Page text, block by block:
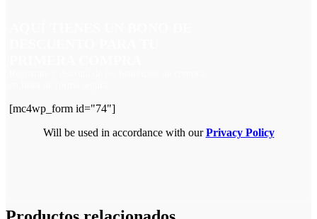
[mc4wp_form id="74"]
Will be used in accordance with ourPrivacy Policy